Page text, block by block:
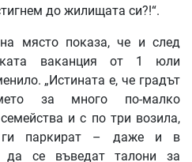
до жилищата си?!“.
място показа, че и след
ваканция от 1 юли
„Истината е, че градът
за много по-малко
и с по три возила,
паркират – даже и в
да се въведат талони за